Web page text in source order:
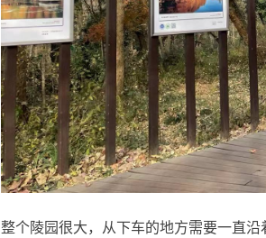
整个陵园很大，从下车的地方需要一直沿